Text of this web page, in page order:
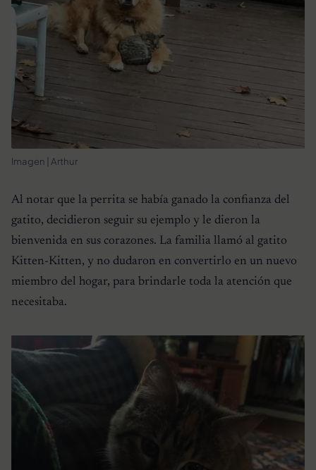
Imagen | Arthur
Al notar que la perrita se había ganado la confianza del
gatito, decidieron seguir su ejemplo y le dieron la
bienvenida en sus corazones. La familia llamó al gatito
Kitten-Kitten, y no dudaron en convertirlo en un nuevo
miembro del hogar, para brindarle toda la atención que
necesitaba.